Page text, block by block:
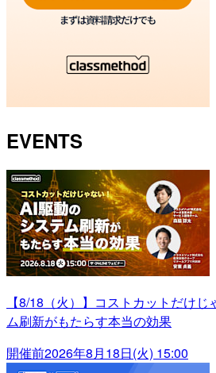
EVENTS
【8/18（火）】コストカットだけ
ム刷新がもたらす本当の効果
開催前2026年8月18日(火) 15:00